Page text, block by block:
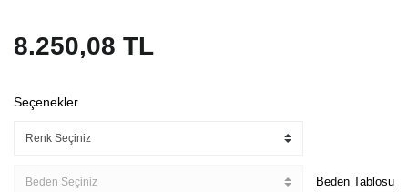
8.250,08 TL
Seçenekler
Beden Tablosu